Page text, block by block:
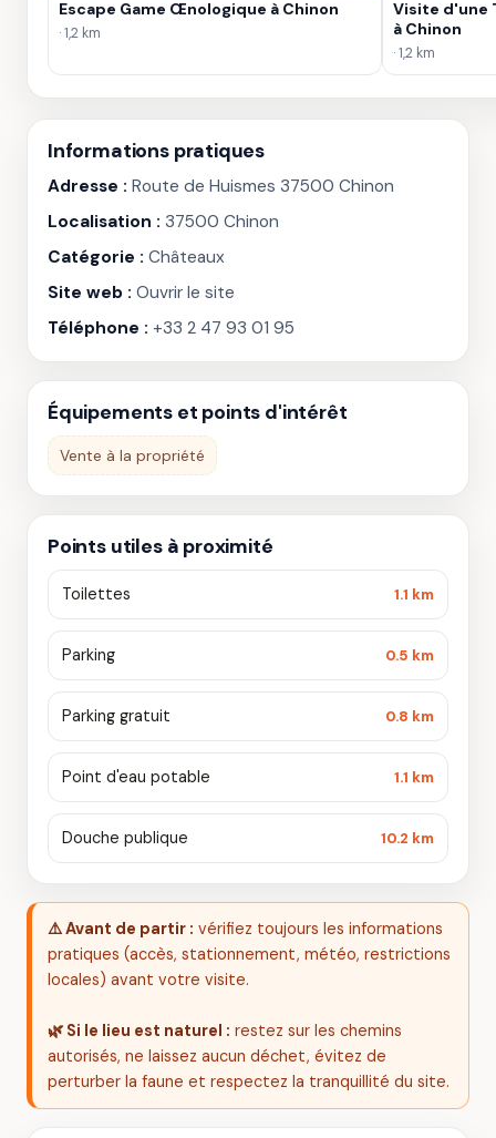
Escape Game Œnologique à Chinon
· 1,2 km
Visite d'une
à Chinon
· 1,2 km
Informations pratiques
Adresse : Route de Huismes 37500 Chinon
Localisation : 37500 Chinon
Catégorie : Châteaux
Site web : Ouvrir le site
Téléphone : +33 2 47 93 01 95
Équipements et points d'intérêt
Vente à la propriété
Points utiles à proximité
Toilettes 1.1 km
Parking 0.5 km
Parking gratuit 0.8 km
Point d'eau potable 1.1 km
Douche publique 10.2 km
⚠️ Avant de partir : vérifiez toujours les informations
pratiques (accès, stationnement, météo, restrictions
locales) avant votre visite.
🌿 Si le lieu est naturel : restez sur les chemins
autorisés, ne laissez aucun déchet, évitez de
perturber la faune et respectez la tranquillité du site.